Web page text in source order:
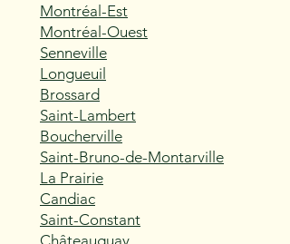
Montréal-Est
Montréal-Ouest
Senneville
Longueuil
Brossard
Saint-Lambert
Boucherville
Saint-Bruno-de-Montarville
La Prairie
Candiac
Saint-Constant
Châteauguay